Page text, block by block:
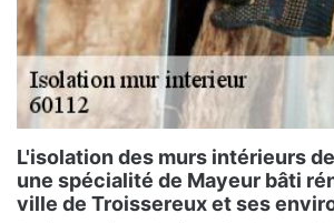
L'isolation des murs intérieurs
une spécialité de Mayeur bâti
ville de Troissereux et ses